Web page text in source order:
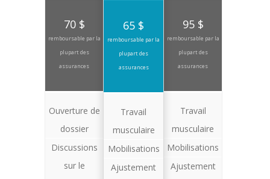
70 $
remboursable par la
plupart des
assurances
Ouverture de
dossier
Discussions
sur le
65 $
remboursable par la
plupart des
assurances
Travail
musculaire
Mobilisations
Ajustement
95 $
remboursable par la
plupart des
assurances
Travail
musculaire
Mobilisations
Ajustement